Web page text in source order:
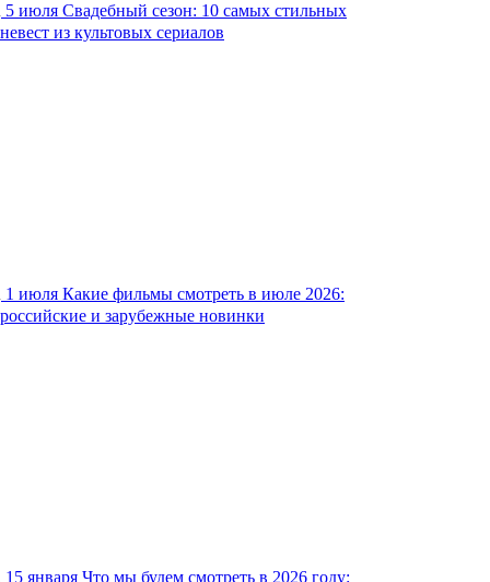
5 июля Свадебный сезон: 10 самых стильных
невест из культовых сериалов
1 июля Какие фильмы смотреть в июле 2026:
российские и зарубежные новинки
15 января Что мы будем смотреть в 2026 году: